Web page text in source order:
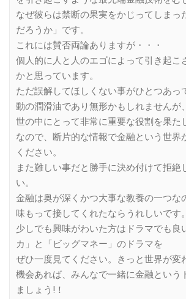
なぜ彼らは禁断の果実をかじってしまっ
だろうか」です。
これには賛否両論ありますが・・・
個人的に人と人のエゴによって引き起こ
かと思っています。
ただ誤解してほしくない事がひとつあっ
動の潤滑油であり無形かもしれませんが、
世の中にとって非常に重要な役割を果た
なので、断片的な情報で金融という世界
ください。
また難しい事だと勝手に決め付けて拒絶
い。
金融は奥が深くかつ大事な教養の一つな
味もって接してくれたならうれしいです。
少しでも興味がわいた方はドラマでも良
カ」と「ビッグマネー」のドラマを
ぜひ一度見てください。きっと世界が
機会あれば、みんなで一緒に金融という
ましょう!！